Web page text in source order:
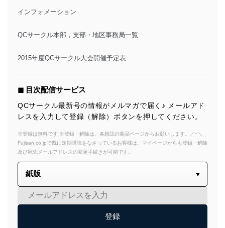
インフォメーション
QCサークル本部，支部・地区事務局一覧
2015年度QCサークル大会開催予定表
◼︎ 目次配信サービス
QCサークル最新号の情報がメルマガで届く♪ メールアド
レスを入力して登録（解除）ボタンを押してください。
※登録は無料です ※登録・解除は、各雑誌の商品ページからお願いします。／~＼
Fujisan.co.jpで既に定期購読をなさっているお客様は、マイページからも登録・解除
及び宛先メールアドレスの変更手続きが可能です。